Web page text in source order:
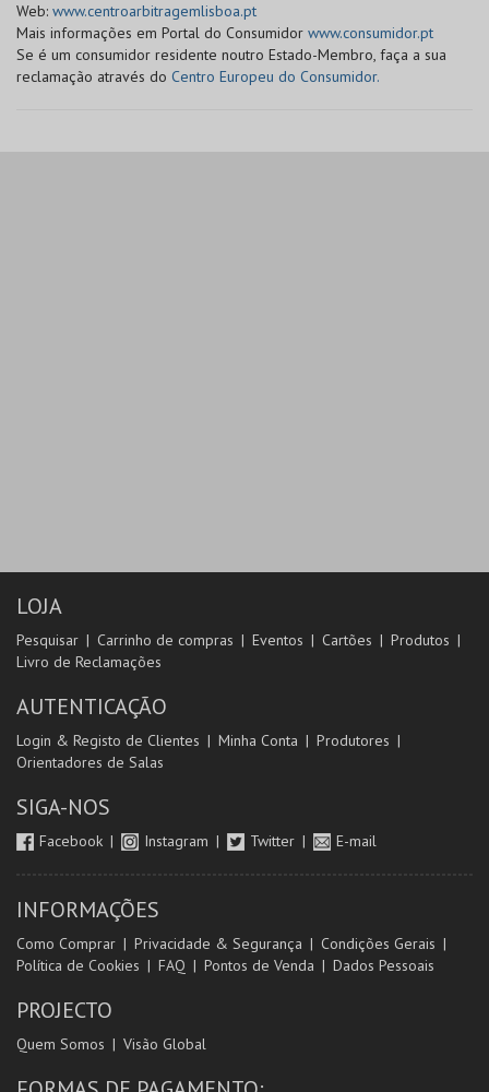
Web: www.centroarbitragemlisboa.pt
Mais informações em Portal do Consumidor www.consumidor.pt
Se é um consumidor residente noutro Estado-Membro, faça a sua
reclamação através do Centro Europeu do Consumidor.
LOJA
Pesquisar Carrinho de compras Eventos Cartões
Produtos
Livro de Reclamações
AUTENTICAÇÃO
Login & Registo de Clientes Minha Conta
Produtores
Orientadores de Salas
SIGA-NOS
Facebook Instagram Twitter E-mail
INFORMAÇÕES
Como Comprar Privacidade & Segurança
Condições Gerais
Política de Cookies
FAQ Pontos de Venda Dados Pessoais
PROJECTO
Quem Somos Visão Global